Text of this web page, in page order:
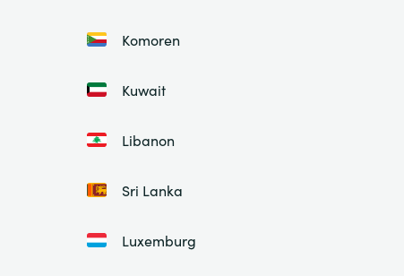
Komoren
Kuwait
Libanon
Sri Lanka
Luxemburg